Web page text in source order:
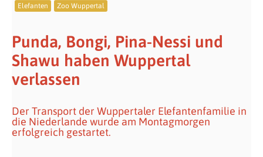
Elefanten Zoo Wuppertal
Punda, Bongi, Pina-Nessi und
Shawu haben Wuppertal
verlassen
Der Transport der Wuppertaler Elefantenfamilie in
die Niederlande wurde am Montagmorgen
erfolgreich gestartet.